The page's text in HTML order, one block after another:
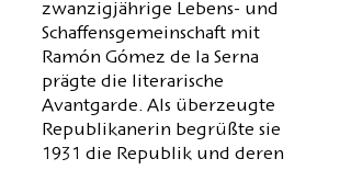
zwanzigjährige Lebens- und
Schaffensgemeinschaft mit
Ramón Gómez de la Serna
prägte die literarische
Avantgarde. Als überzeugte
Republikanerin begrüßte sie
1931 die Republik und deren